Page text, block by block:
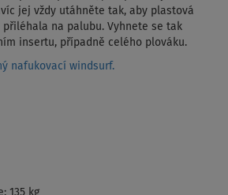
jej vždy utáhněte tak, aby plastová
na palubu. Vyhnete se tak
insertu, případně celého plováku.
nafukovací windsurf.
135 kg